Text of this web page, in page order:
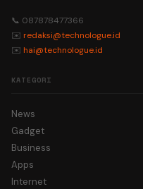
📞 087878477366
✉️ redaksi@technologue.id
✉️ hai@technologue.id
KATEGORI
News
Gadget
Business
Apps
Internet